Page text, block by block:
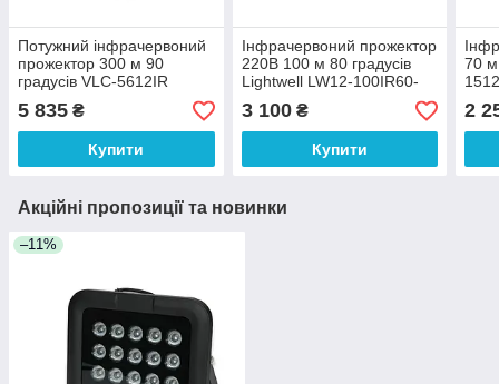
Потужний інфрачервоний
прожектор 300 м 90
градусів VLC-5612IR
5 835 ₴
Купити
Інфрачервоний прожектор
220В 100 м 80 градусів
Lightwell LW12-100IR60-
220
3 100₴
Купити
70 м
2
Акційні пропозиції та новинки
–11%